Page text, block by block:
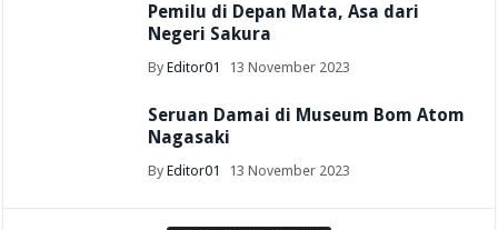
Pemilu di Depan Mata, Asa dari
Negeri Sakura
ByEditor01 13 November 2023
Seruan Damai di Museum Bom Atom
Nagasaki
ByEditor01 13 November 2023